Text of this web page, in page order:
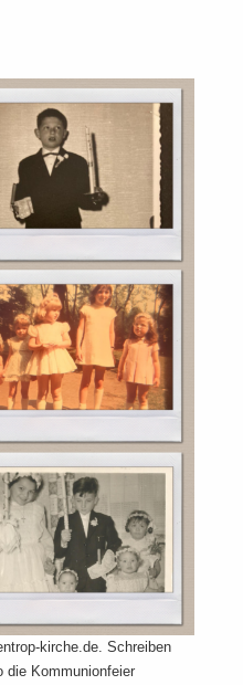
kirche.de. Schreiben
die Kommunionfeier